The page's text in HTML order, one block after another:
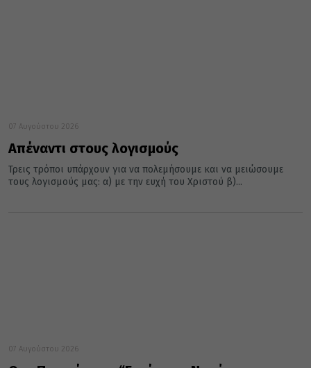
07 Αυγούστου 2026
Απέναντι στους λογισμούς
Τρεις τρό­ποι υπάρ­χουν για να πο­λε­μή­σου­με και να μειώ­σου­με
τους λο­γι­σμούς μας: α) με την ευχή του Χρι­στού β)...
07 Αυγούστου 2026